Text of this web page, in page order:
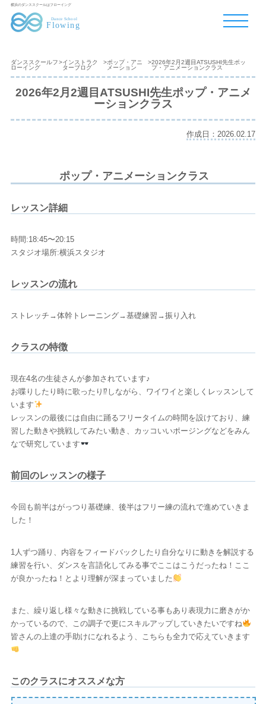
横浜のダンススクールはフローイング
ダンススクールフ
ローイング
>インストラク
ターブログ
>ポップ・アニ
メーション
>2026年2月2週目ATSUSHI先生ポッ
プ・アニメーションクラス
2026年2月2週目ATSUSHI先生ポップ・アニメ
ーションクラス
作成日：2026.02.17
ポップ・アニメーションクラス
レッスン詳細
時間:18:45〜20:15
スタジオ場所:横浜スタジオ
レッスンの流れ
ストレッチ→体幹トレーニング→基礎練習→振り入れ
クラスの特徴
現在4名の生徒さんが参加されています♪
お喋りしたり時に歌ったり⁉しながら、ワイワイと楽しくレッスンして
います
レッスンの最後には自由に踊るフリータイムの時間を設けており、練
習した動きや挑戦してみたい動き、カッコいいポージングなどをみん
なで研究しています
前回のレッスンの様子
今回も前半はがっつり基礎練、後半はフリー練の流れで進めていきま
した！
1人ずつ踊り、内容をフィードバックしたり自分なりに動きを解説する
練習を行い、ダンスを言語化してみる事でここはこうだったね！ここ
が良かったね！とより理解が深まっていました
また、繰り返し様々な動きに挑戦している事もあり表現力に磨きがか
かっているので、この調子で更にスキルアップしていきたいですね
皆さんの上達の手助けになれるよう、こちらも全力で応えていきます
このクラスにオススメな方